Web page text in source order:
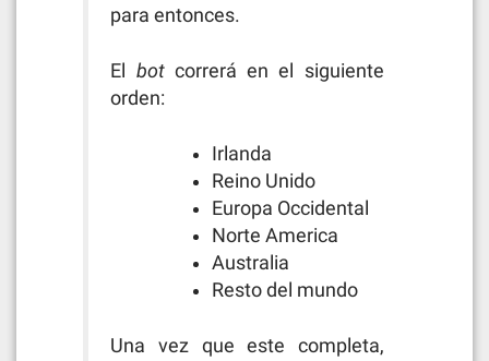
para entonces.
El botcorrerá en el siguiente
orden:
Irlanda
Reino Unido
Europa Occidental
Norte America
Australia
Resto del mundo
Una vez que este completa,